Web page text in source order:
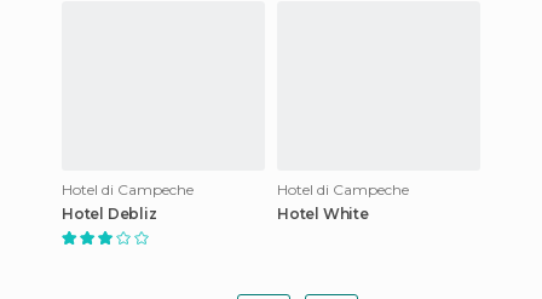
Hotel di Campeche
Hotel Debliz
Hotel di Campeche
Hotel White